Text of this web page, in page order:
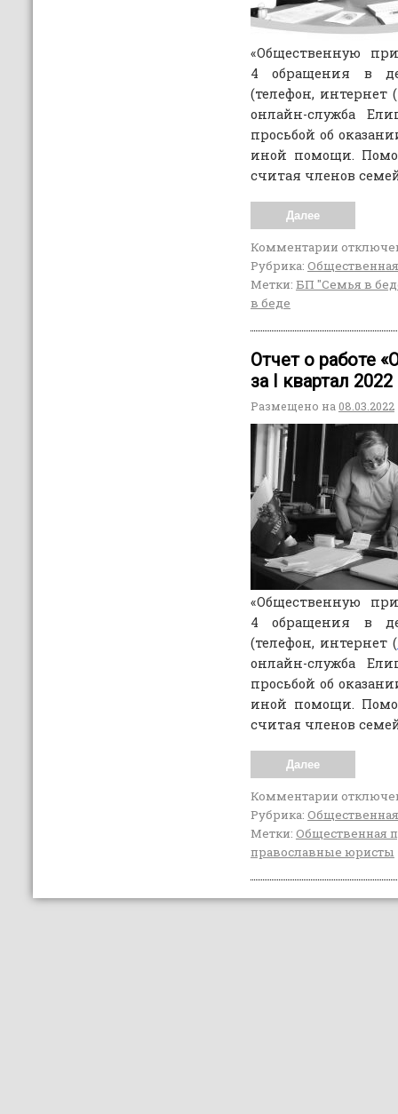
«Общественную
4 обращения в
(телефон, интернет (
онлайн-служба
просьбой об
иной помощи.
считая членов
Далее
Комментарии
Рубрика:
Метки: БП "Семья в
в беде
Отчет о работе
за I квартал 2022
Размещено на 08.03.2022
«Общественную
4 обращения в
(телефон, интернет (
онлайн-служба
просьбой об
иной помощи.
считая членов
Далее
Комментарии
Рубрика:
Метки: Общественная
православные юристы